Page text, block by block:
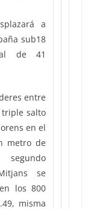
a
sub18
de 41
entre
triple salto
en el
metro de
se
los 800
misma